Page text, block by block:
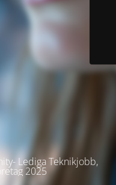
Lediga Teknikjobb,
2025